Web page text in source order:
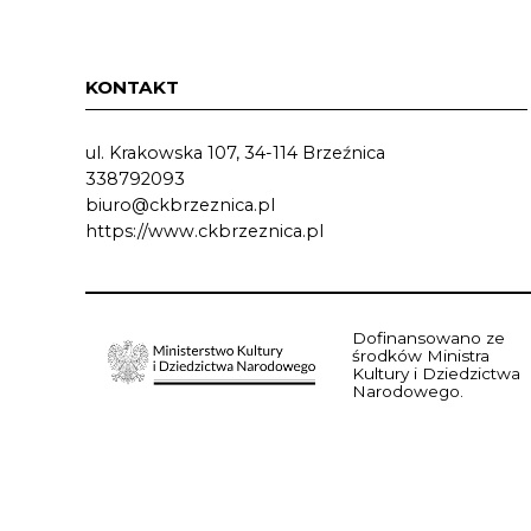
KONTAKT
ul. Krakowska 107, 34-114 Brzeźnica
338792093
biuro@ckbrzeznica.pl
https://www.ckbrzeznica.pl
Dofinansowano ze
środków Ministra
Kultury i Dziedzictwa
Narodowego.